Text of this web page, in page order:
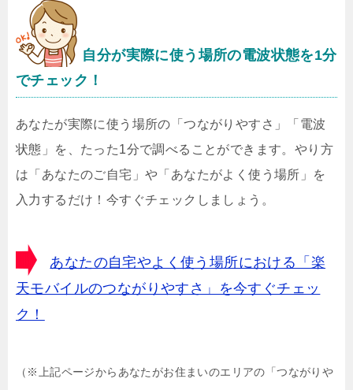
自分が実際に使う場所の電波状態を1分
でチェック！
あなたが実際に使う場所の「つながりやすさ」「電波
状態」を、たった1分で調べることができます。やり方
は「あなたのご自宅」や「あなたがよく使う場所」を
入力するだけ！今すぐチェックしましょう。
あなたの自宅やよく使う場所における「楽
天モバイルのつながりやすさ」を今すぐチェッ
ク！
（※上記ページからあなたがお住まいのエリアの「つながりや